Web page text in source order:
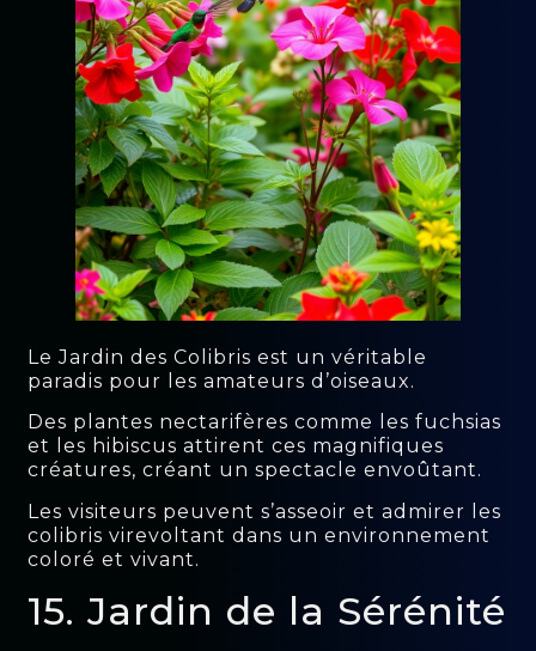
Le Jardin des Colibris est un véritable
paradis pour les amateurs d’oiseaux.
Des plantes nectarifères comme les fuchsias
et les hibiscus attirent ces magnifiques
créatures, créant un spectacle envoûtant.
Les visiteurs peuvent s’asseoir et admirer les
colibris virevoltant dans un environnement
coloré et vivant.
15. Jardin de la Sérénité